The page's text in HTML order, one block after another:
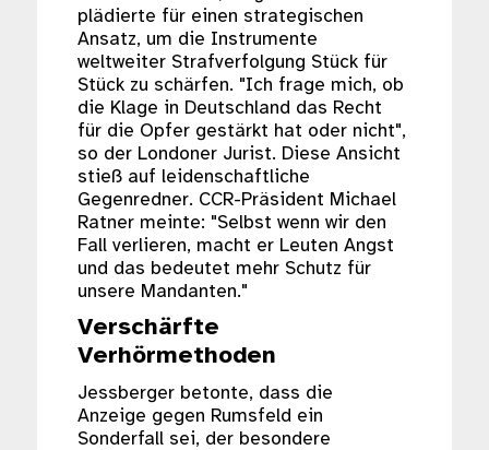
plädierte für einen strategischen
Ansatz, um die Instrumente
weltweiter Strafverfolgung Stück für
Stück zu schärfen. "Ich frage mich, ob
die Klage in Deutschland das Recht
für die Opfer gestärkt hat oder nicht",
so der Londoner Jurist. Diese Ansicht
stieß auf leidenschaftliche
Gegenredner. CCR-Präsident Michael
Ratner meinte: "Selbst wenn wir den
Fall verlieren, macht er Leuten Angst
und das bedeutet mehr Schutz für
unsere Mandanten."
Verschärfte
Verhörmethoden
Jessberger betonte, dass die
Anzeige gegen Rumsfeld ein
Sonderfall sei, der besondere